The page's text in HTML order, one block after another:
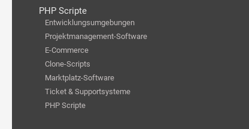
PHP Scripte
Entwicklungsumgebungen
Projektmanagement-Software
E-Commerce
Clone-Scripts
Marktplatz-Software
Ticket & Supportsysteme
PHP Scripte